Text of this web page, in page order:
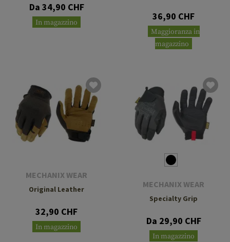
Da 34,90 CHF
In magazzino
36,90 CHF
Maggioranza in
magazzino
MECHANIX WEAR
Original Leather
32,90 CHF
In magazzino
MECHANIX WEAR
Specialty Grip
Da 29,90 CHF
In magazzino